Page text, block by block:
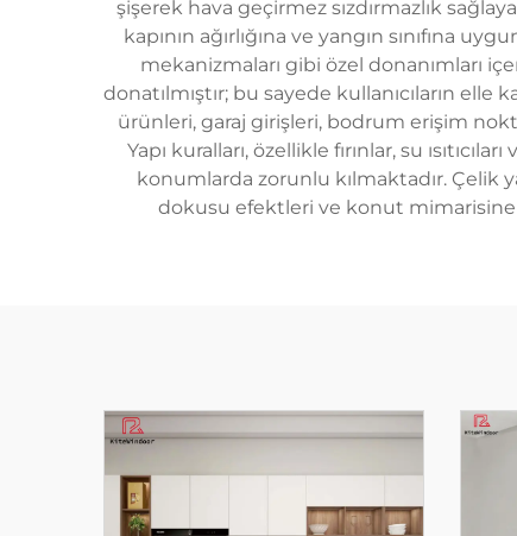
şişerek hava geçirmez sızdırmazlık
kapının ağırlığına ve yangın sınıfına
mekanizmaları gibi özel donanımları
donatılmıştır; bu sayede kullanıcıların
ürünleri, garaj girişleri, bodrum erişim
Yapı kuralları, özellikle fırınlar, su
konumlarda zorunlu kılmaktadır. Çelik
dokusu efektleri ve konut